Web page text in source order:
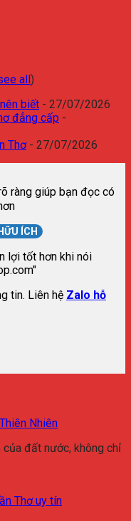
all )
biết - 27/07/2026
đẳng cấp -
Thơ- 27/07/2026
ràng giúp bạn đọc có
HỮU ÍCH
lợi tốt hơn khi nói
tin. Liên hệ Zalo hỗ
Nhiên
của đất nước, không chỉ
Thơ uy tín